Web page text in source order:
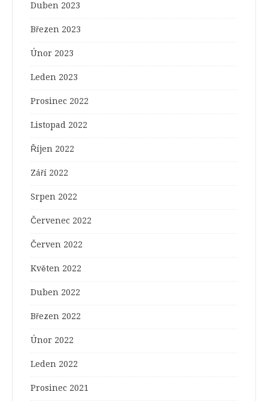
Duben 2023
Březen 2023
Únor 2023
Leden 2023
Prosinec 2022
Listopad 2022
Říjen 2022
Září 2022
Srpen 2022
Červenec 2022
Červen 2022
Květen 2022
Duben 2022
Březen 2022
Únor 2022
Leden 2022
Prosinec 2021